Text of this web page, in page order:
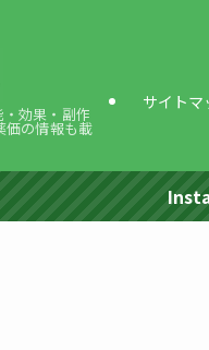
効果・副作
価の情報も載
サイトマ